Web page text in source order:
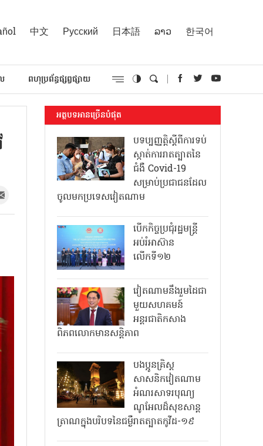
中文 Русский 日本語 ລາວ 한국어
ពហុប្រព័ន្ធផ្សព្វផ្សាយ
អត្ថបទអានច្រើនបំផុត
បទប្បញ្ញត្តិស្តីពីការទប់
ស្កាត់ការរាតត្បាតនៃ
ជំងឺ Covid-19
សម្រាប់ប្រជាជនដែល
ចូលមកប្រទេសវៀតណាម
បើកកិច្ចប្រជុំរដ្ឋមន្ត្រី
អប់រំអាស៊ាន
លើកទី១២
វៀតណាមនឹងរួមដៃជា
មួយសហគមន៍
អន្តរជាតិកសាង
ពិភពលោកមានសន្តិភាព
បងប្អូនគ្រិស្ត
សាសនិកវៀតណាម
អំណរសាទរបុណ្យ
ណូអែលដ៏សុខសាន្ត
ត្រាណក្នុងបរិបទនៃជម្ងឺរាតត្បាតកូវីដ-១៩